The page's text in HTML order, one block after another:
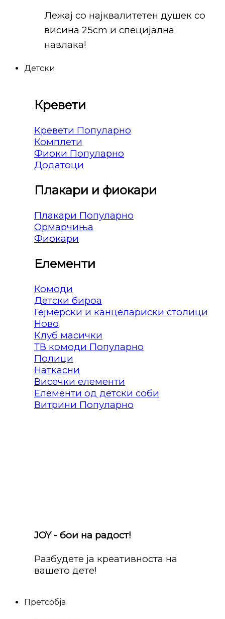
Лежај со најквалитетен душек со
висина 25cm и специјална
навлака!
Детски
Кревети
Кревети
Комплети
Фиоки
Додатоци
Плакари и фиокари
Плакари
Ормарчиња
Фиокари
Елементи
Комоди
Детски бироа
Гејмерски и канцелариски столици
Клуб масички
ТВ комоди
Полици
Наткасни
Висечки елементи
Елементи од детски соби
Витрини
JOY - бои на радост!
Разбудете ја креативноста на
вашето дете!
Претсобја